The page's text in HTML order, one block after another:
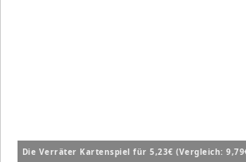
Die Verräter Kartenspiel für 5,23€ (Vergleich: